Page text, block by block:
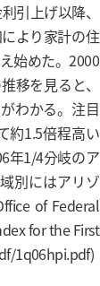
引上げ以降、
より家計の住
始めた。2000
移を見ると、
わかる。注目
約1.5倍程高い
年1/4分岐のア
別にはアリゾ
of Federal
for the First
1q06hpi.pdf)